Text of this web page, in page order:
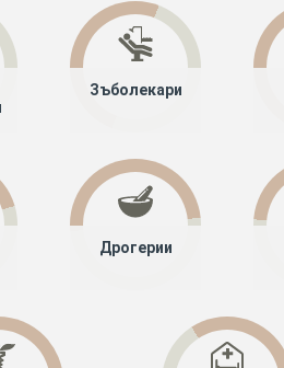
Зъболекари
Дрогерии